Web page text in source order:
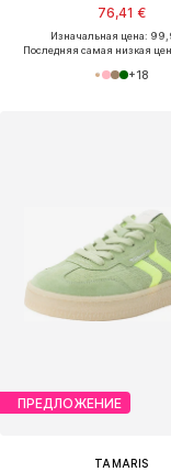
76,41 €
Изначальная цена:
Последняя самая низкая
+18
ПРЕДЛОЖЕНИЕ
TAMARIS